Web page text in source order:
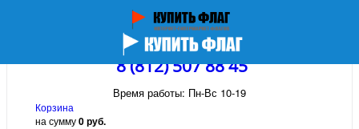
8 (812) 507 88 45
Время работы: Пн-Вс 10-19
Корзина
на сумму0 руб.